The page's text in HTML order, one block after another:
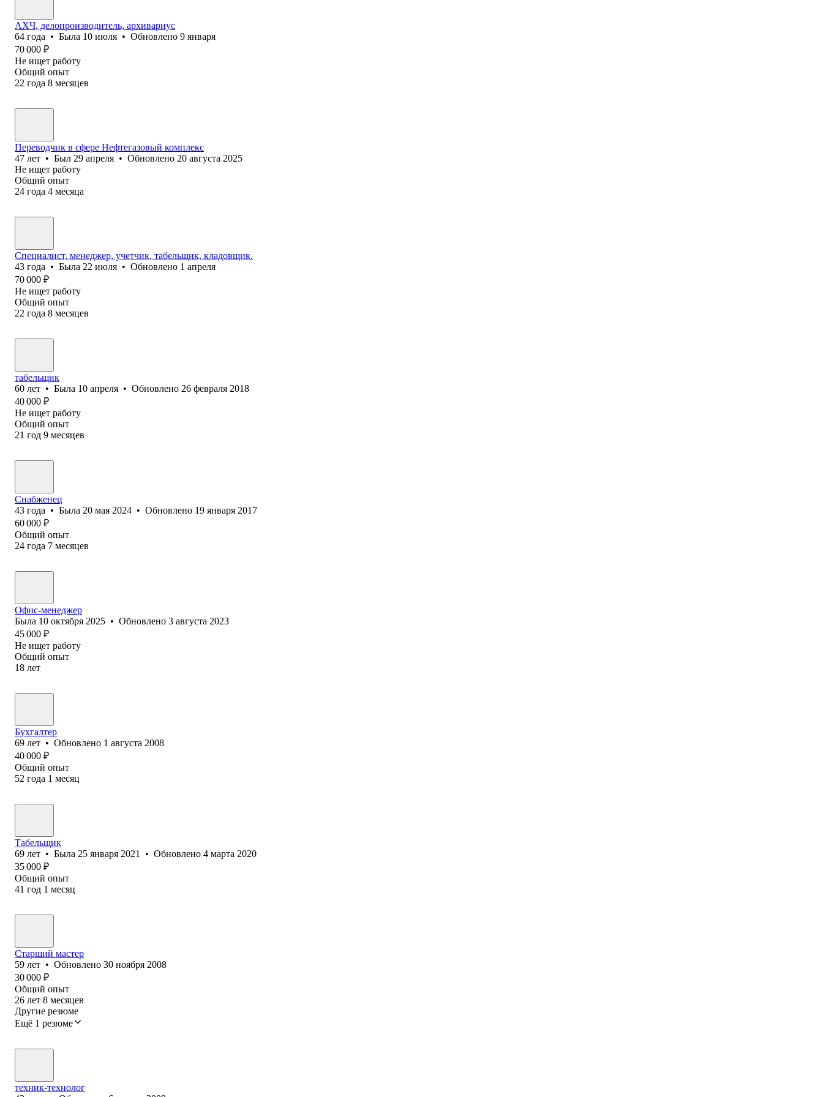
АХЧ, делопроизводитель, архивариус
64 года • Была 10 июля • Обновлено 9 января
70 000 ₽
Не ищет работу
Общий опыт
22 года 8 месяцев
Переводчик в сфере Нефтегазовый комплекс
47 лет • Был 29 апреля • Обновлено 20 августа 2025
Не ищет работу
Общий опыт
24 года 4 месяца
Специалист, менеджер, учетчик, табельщик, кладовщик.
43 года • Была 22 июля • Обновлено 1 апреля
70 000 ₽
Не ищет работу
Общий опыт
22 года 8 месяцев
табельщик
60 лет • Была 10 апреля • Обновлено 26 февраля 2018
40 000 ₽
Не ищет работу
Общий опыт
21 год 9 месяцев
Снабженец
43 года • Была 20 мая 2024 • Обновлено 19 января 2017
60 000 ₽
Общий опыт
24 года 7 месяцев
Офис-менеджер
Была 10 октября 2025 • Обновлено 3 августа 2023
45 000 ₽
Не ищет работу
Общий опыт
18 лет
Бухгалтер
69 лет • Обновлено 1 августа 2008
40 000 ₽
Общий опыт
52 года 1 месяц
Табельщик
69 лет • Была 25 января 2021 • Обновлено 4 марта 2020
35 000 ₽
Общий опыт
41 год 1 месяц
Cтарший мастер
59 лет • Обновлено 30 ноября 2008
30 000 ₽
Общий опыт
26 лет 8 месяцев
Другие резюме
Ещё 1 резюме
техник-технолог